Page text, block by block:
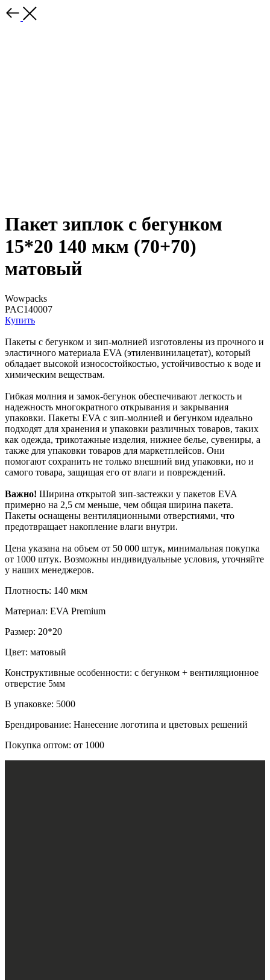
Пакет зиплок с бегунком
15*20 140 мкм (70+70)
матовый
Wowpacks
PAC140007
Купить
Пакеты с бегунком и зип-молнией изготовлены из прочного и
эластичного материала EVA (этиленвинилацетат), который
обладает высокой износостойкостью, устойчивостью к воде и
химическим веществам.
Гибкая молния и замок-бегунок обеспечивают легкость и
надежность многократного открывания и закрывания
упаковки. Пакеты EVA с зип-молнией и бегунком идеально
подходят для хранения и упаковки различных товаров, таких
как одежда, трикотажные изделия, нижнее белье, сувениры, а
также для упаковки товаров для маркетплейсов. Они
помогают сохранить не только внешний вид упаковки, но и
самого товара, защищая его от влаги и повреждений.
Важно! Ширина открытой зип-застежки у пакетов EVA
примерно на 2,5 см меньше, чем общая ширина пакета.
Пакеты оснащены вентиляционными отверстиями, что
предотвращает накопление влаги внутри.
Цена указана на объем от 50 000 штук, минимальная покупка
от 1000 штук. Возможны индивидуальные условия, уточняйте
у наших менеджеров.
Плотность: 140 мкм
Материал: EVA Premium
Размер: 20*20
Цвет: матовый
Конструктивные особенности: с бегунком + вентиляционное
отверстие 5мм
В упаковке: 5000
Брендирование: Нанесение логотипа и цветовых решений
Покупка оптом: от 1000